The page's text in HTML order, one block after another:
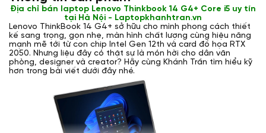
Địa chỉ bán laptop Lenovo Thinkbook 14 G4+ Core i5 uy tín
tại Hà Nội - Laptopkhanhtran.vn
Lenovo ThinkBook 14 G4+ sở hữu cho mình phong cách thiết
kế sang trọng, gọn nhẹ, màn hình chất lượng cùng hiệu năng
mạnh mẽ tới từ con chip Intel Gen 12th và card đồ họa RTX
2050. Nhưng liệu đây có thật sự là món hời cho dân văn
phòng, designer và creator? Hãy cùng Khánh Trần tìm hiểu kỹ
hơn trong bài viết dưới đây nhé.